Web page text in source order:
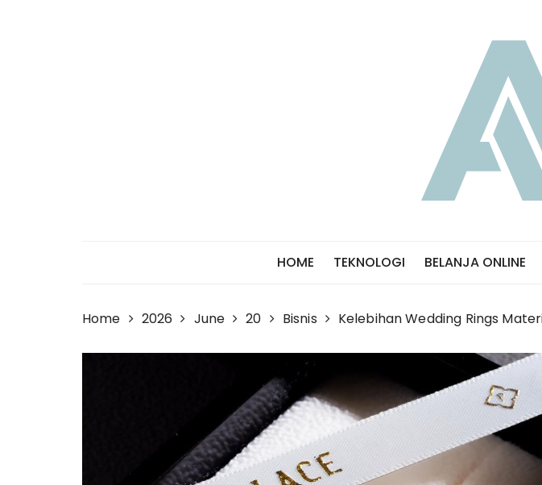
HOME TEKNOLOGI BELANJA ONLINE
Home 2026 June 20 Bisnis Kelebihan Wedding Rings